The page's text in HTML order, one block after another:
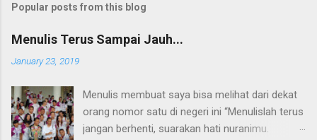
Popular posts from this blog
Menulis Terus Sampai Jauh...
January 23, 2019
Menulis membuat saya bisa melihat dari dekat
orang nomor satu di negeri ini “Menulislah terus
jangan berhenti, suarakan hati nuranimu.